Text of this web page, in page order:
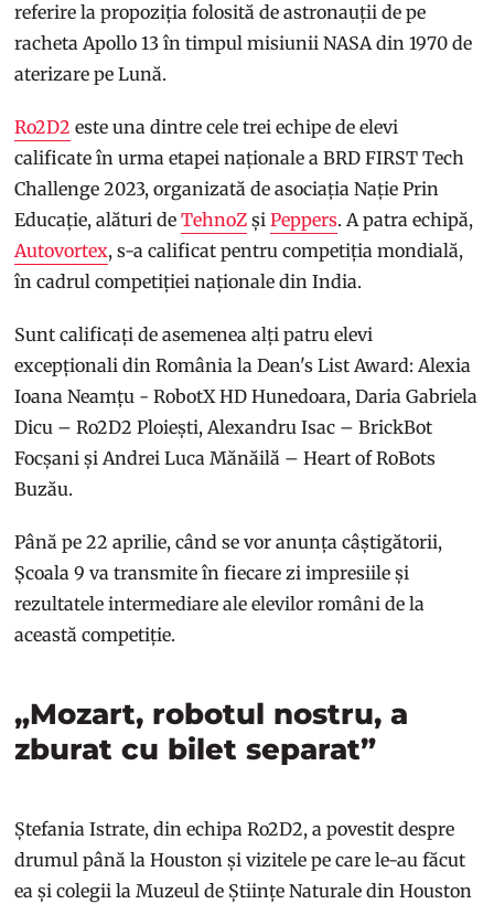
referire la propoziția folosită de astronauții de pe
racheta Apollo 13 în timpul misiunii NASA din 1970 de
aterizare pe Lună.
Ro2D2 este una dintre cele trei echipe de elevi
calificate în urma etapei naționale a BRD FIRST Tech
Challenge 2023, organizată de asociația Nație Prin
Educație, alături deTehnoZ șiPeppers. A patra echipă,
Autovortex, s-a calificat pentru competiția mondială,
în cadrul competiției naționale din India.
Sunt calificați de asemenea alți patru elevi
excepționali din România la Dean's List Award: Alexia
Ioana Neamțu - RobotX HD Hunedoara, Daria Gabriela
Dicu – Ro2D2 Ploiești, Alexandru Isac – BrickBot
Focșani și Andrei Luca Mănăilă – Heart of RoBots
Buzău.
Până pe 22 aprilie, când se vor anunța câștigătorii,
Școala 9 va transmite în fiecare zi impresiile și
rezultatele intermediare ale elevilor români de la
această competiție.
„Mozart, robotul nostru, a
zburat cu bilet separat”
Ștefania Istrate, din echipa Ro2D2, a povestit despre
drumul până la Houston și vizitele pe care le-au făcut
ea și colegii la Muzeul de Științe Naturale din Houston